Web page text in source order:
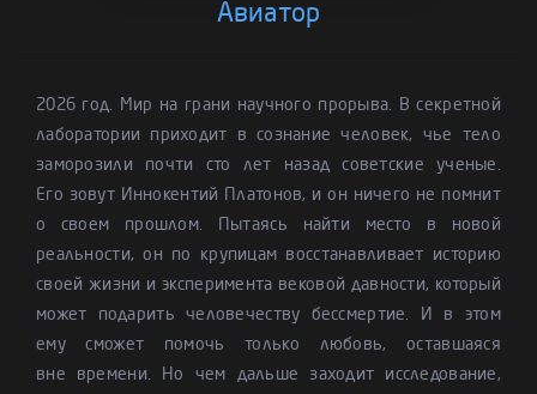
Авиатор
2026 год. Мир на грани научного прорыва. В секретной
лаборатории приходит в сознание человек, чье тело
заморозили почти сто лет назад советские ученые.
Его зовут Иннокентий Платонов, и он ничего не помнит
о своем прошлом. Пытаясь найти место в новой
реальности, он по крупицам восстанавливает историю
своей жизни и эксперимента вековой давности, который
может подарить человечеству бессмертие. И в этом
ему сможет помочь только любовь, оставшаяся
вне времени. Но чем дальше заходит исследование,